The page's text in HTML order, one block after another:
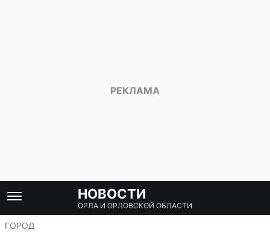
НОВОСТИ
ОРЛА И ОРЛОВСКОЙ ОБЛАСТИ
ГОРОД